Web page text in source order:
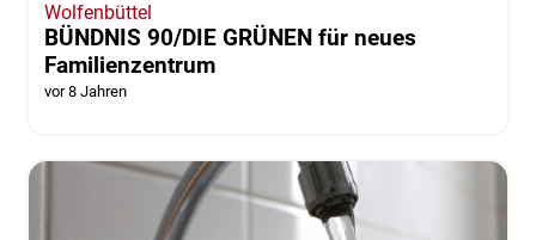
Wolfenbüttel
BÜNDNIS 90/DIE GRÜNEN für neues
Familienzentrum
vor 8 Jahren